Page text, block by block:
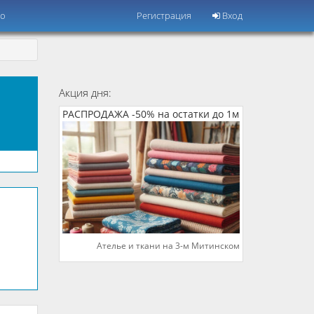
Регистрация Вход
Акция дня:
РАСПРОДАЖА -50% на остатки до 1м
Ателье и ткани на 3-м Митинском